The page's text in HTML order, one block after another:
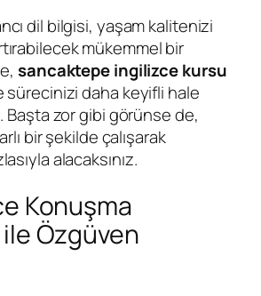
dil bilgisi, yaşam kalitenizi
mükemmel bir
sancaktepe ingilizce kursu
sürecinizi daha keyifli hale
zor gibi görünse de,
bir şekilde çalışarak
alacaksınız.
Konuşma
Özgüven